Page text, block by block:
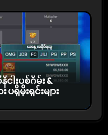
ါးပစ်ဂိမ်း &
ရိုမိုးရှင်းများ